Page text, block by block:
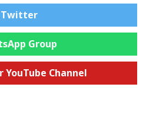
Twitter
Group
YouTube Channel